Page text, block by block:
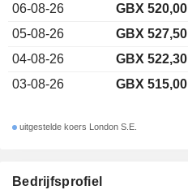
Bedrijfsprofiel
06-08-26
GBX 520,00
05-08-26
GBX 527,50
04-08-26
GBX 522,30
03-08-26
GBX 515,00
uitgestelde koers London S.E.